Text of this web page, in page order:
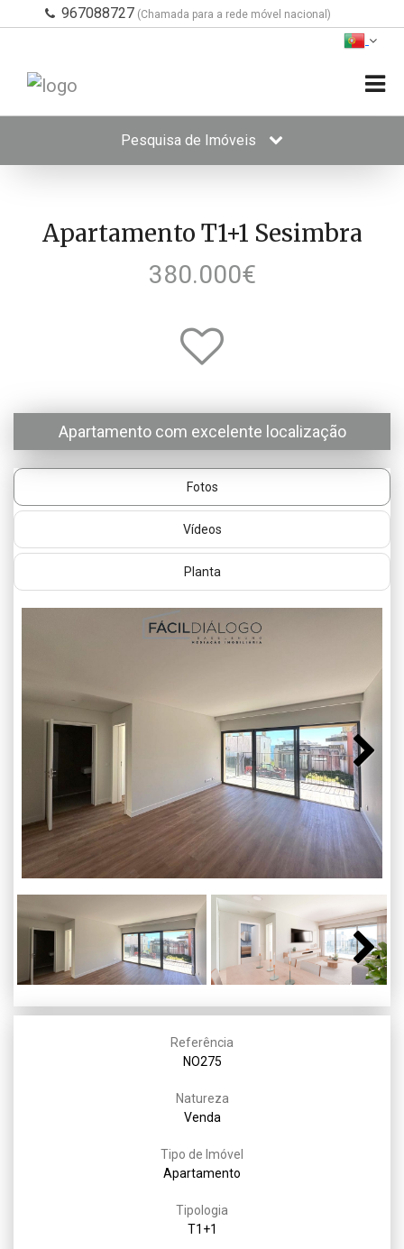
967088727 (Chamada para a rede móvel nacional)
Pesquisa de Imóveis
Apartamento T1+1 Sesimbra
380.000€
Apartamento com excelente localização
Fotos
Vídeos
Planta
Next
Next
Referência
NO275
Natureza
Venda
Tipo de Imóvel
Apartamento
Tipologia
T1+1